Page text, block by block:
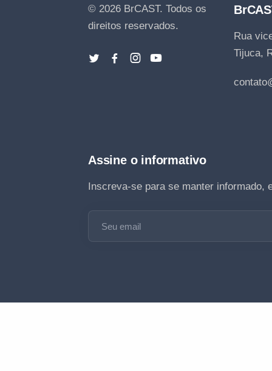
© 2026 BrCAST. Todos os
direitos reservados.
Rua
Tijuca,
Assine o informativo
Inscreva-se para se manter
Seu email